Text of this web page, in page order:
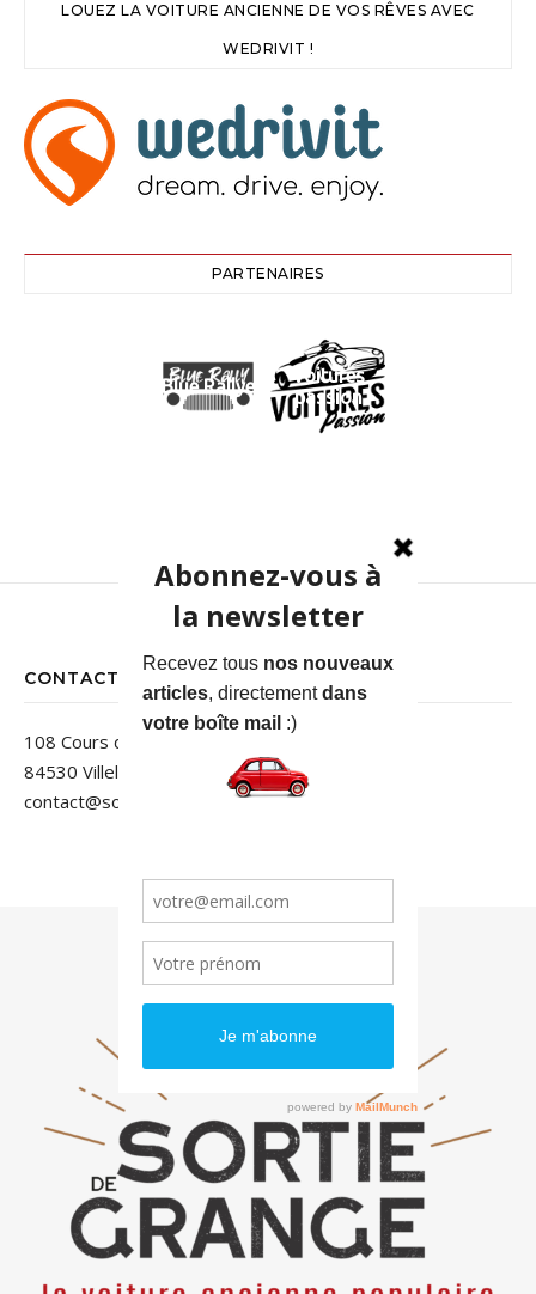
LOUEZ LA VOITURE ANCIENNE DE VOS RÊVES AVEC
WEDRIVIT !
PARTENAIRES
Blue Rallye
Voitures
passion
CONTACT
108 Cours des Jardins
84530 Villelaure
contact@sortiedegrange.com